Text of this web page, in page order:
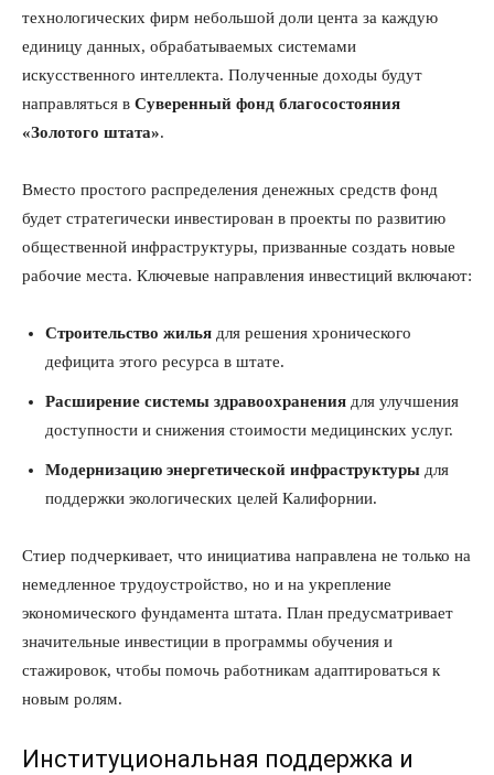
технологических фирм небольшой доли цента за каждую
единицу данных, обрабатываемых системами
искусственного интеллекта. Полученные доходы будут
направляться в Суверенный фонд благосостояния
«Золотого штата».
Вместо простого распределения денежных средств фонд
будет стратегически инвестирован в проекты по развитию
общественной инфраструктуры, призванные создать новые
рабочие места. Ключевые направления инвестиций включают:
Строительство жилья для решения хронического
дефицита этого ресурса в штате.
Расширение системы здравоохранения для улучшения
доступности и снижения стоимости медицинских услуг.
Модернизацию энергетической инфраструктуры для
поддержки экологических целей Калифорнии.
Стиер подчеркивает, что инициатива направлена не только на
немедленное трудоустройство, но и на укрепление
экономического фундамента штата. План предусматривает
значительные инвестиции в программы обучения и
стажировок, чтобы помочь работникам адаптироваться к
новым ролям.
Институциональная поддержка и